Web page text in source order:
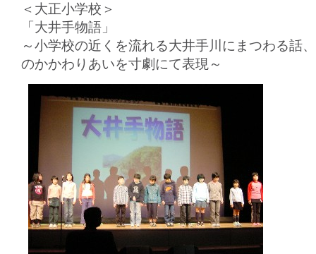
＜大正小学校＞
「大井手物語」
～小学校の近くを流れる大井手川にまつわる話
のかかわりあいを寸劇にて表現～